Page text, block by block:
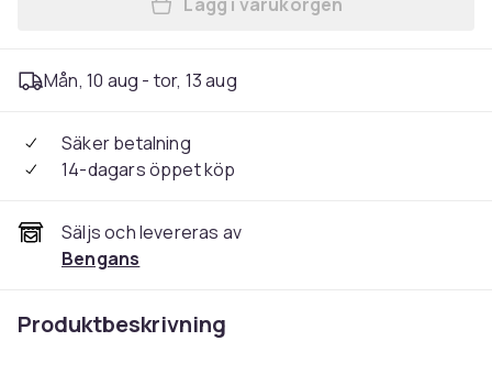
Lägg till Rammstein - Zeit
Mån, 10 aug - tor, 13 aug
Säker betalning
14-dagars öppet köp
Säljs och levereras av
Bengans
Produktbeskrivning